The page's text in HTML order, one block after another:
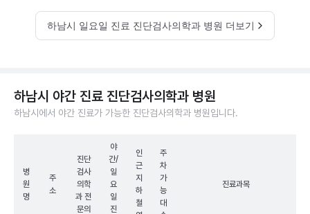
하남시 일요일 진료 진단검사의학과 병원 더보기
하남시 야간 진료 진단검사의학과 병원
하남시에서 야간 진료가 가능한 진단검사의학과 병원입니다.
병
원
명
주
소
진단
검사
의학
과 전
문의
야
간/
일
요
일
진
인
근
지
하
철
주
차
가
능
대
진료과목